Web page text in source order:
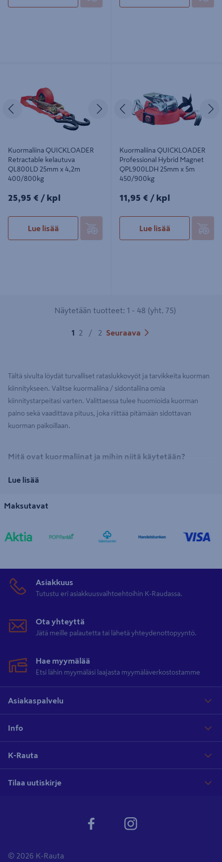
25mm x 4,2m 400/800kg
Edellinen Seuraava
Kuormaliina QUICKLOADER
Retractable kelautuva
QL800LD 25mm x 4,2m
400/800kg
25,95€/kpl
25,95 € / kpl
Lue lisää
450/900kg
Edellinen
Kuormaliina QUICKLOADER
Professional Hybrid Magnet
QPL900LDH 25mm x 5m
450/900kg
11,95€/kpl
11,95 € / kpl
Lue lisää
Näytetään tuotteet: 1 - 48 (yht. 75)
1 2 / 2 Seuraava
Tältä sivulta löydät turvalliset rataslukkovyöt ja tarvikkeita kuorman
kiinnitykseen. Valitse kuormaliina / sidontaliina omia
kiinnitystarpeitasi varten. Valittaessa tulee huomioida kuorman
paino sekä vaadittava pituus, joka riittää pitämään sidottavan
kuorman paikoillaan.
Mitä ovat kuormaliinat ja mihin niitä käytetään?
olennainen osa turvallista kuljettamista. Ennen kuorman sitomista
sopivat pienempien kuormien, pressujen ja kantamusten
kiinnitykseen.
Kuormaliina tiukkoihin kiinnityksiin
ilman muita apuvälineitä. Kevyempiin kiinnityksiin sopivat hyvin
myöspikalukkovyöt. Meiltä myöskevytpeitteetkuormasi suojaksi.
Lue lisää
Maksutavat
Asiakkuus
Tutustu eri asiakkuusvaihtoehtoihin K-Raudassa.
Ota yhteyttä
Jätä meille palautetta tai lähetä yhteydenottopyyntö.
Hae myymälää
Etsi lähin myymäläsi laajasta myymäläverkostostamme
Asiakaspalvelu
Info
K-Rauta
Tilaa uutiskirje
© 2026 K-Rauta